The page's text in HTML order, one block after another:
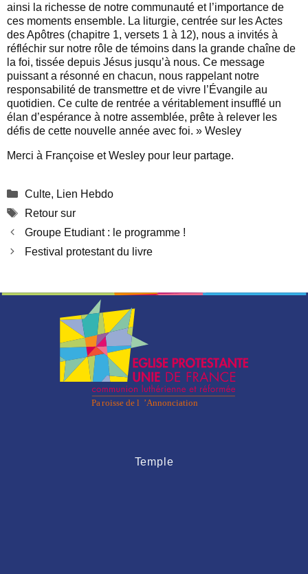
ainsi la richesse de notre communauté et l’importance de
ces moments ensemble. La liturgie, centrée sur les Actes
des Apôtres (chapitre 1, versets 1 à 12), nous a invités à
réfléchir sur notre rôle de témoins dans la grande chaîne de
la foi, tissée depuis Jésus jusqu’à nous. Ce message
puissant a résonné en chacun, nous rappelant notre
responsabilité de transmettre et de vivre l’Évangile au
quotidien. Ce culte de rentrée a véritablement insufflé un
élan d’espérance à notre assemblée, prête à relever les
défis de cette nouvelle année avec foi. » Wesley
Merci à Françoise et Wesley pour leur partage.
Catégories
Culte, Lien Hebdo
Étiquettes
Retour sur
Groupe Etudiant : le programme !
Festival protestant du livre
Temple